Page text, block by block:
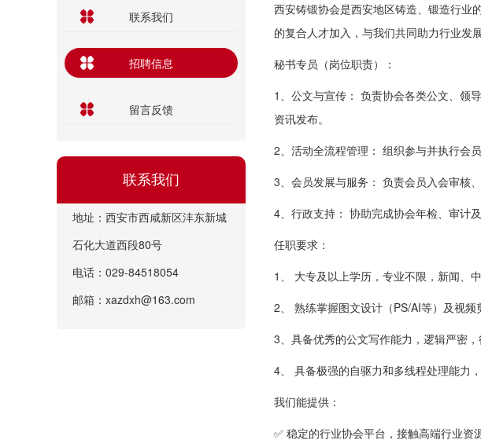
联系我们
招聘信息
留言反馈
联系我们
地址：西安市西咸新区沣东新城
石化大道西段80号
电话：029-84518054
邮箱：xazdxh@163.com
西安铸锻协会是西安地区铸造、锻造行业
的复合人才加入，与我们共同助力行业发展
秘书专员（岗位职责）：
1、公文与宣传： 负责协会各类公文、领
资讯发布。
2、活动全流程管理： 组织参与并执行会
3、会员发展与服务： 负责会员入会审核
4、行政支持： 协助完成协会年检、审计
任职要求：
1、 大专及以上学历，专业不限，新闻、
2、 熟练掌握图文设计（PS/AI等）及视
3、具备优秀的公文写作能力，逻辑严密
4、 具备极强的自驱力和多线程处理能力
我们能提供：
✅ 稳定的行业协会平台，接触高端行业资源